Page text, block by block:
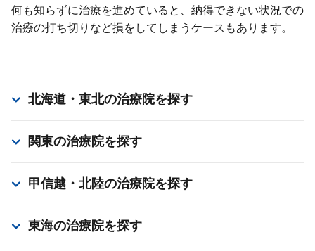
何も知らずに治療を進めていると、納得できない状況での
治療の打ち切りなど損をしてしまうケースもあります。
北海道・東北の治療院を探す
関東の治療院を探す
甲信越・北陸の治療院を探す
東海の治療院を探す